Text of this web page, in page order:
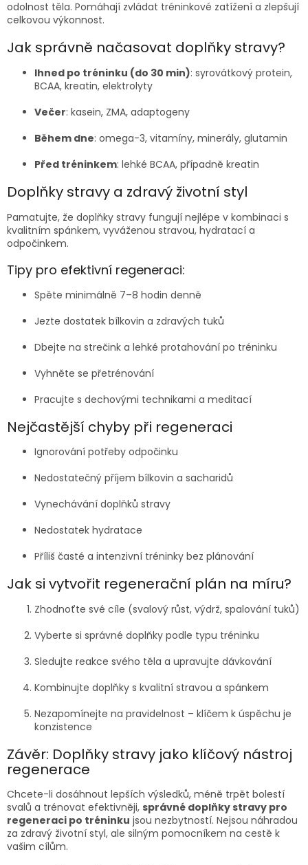
odolnost těla. Pomáhají zvládat tréninkové zatížení a zlepšují
celkovou výkonnost.
Jak správně načasovat doplňky stravy?
Ihned po tréninku (do 30 min): syrovátkový protein,
BCAA, kreatin, elektrolyty
Večer: kasein, ZMA, adaptogeny
Během dne: omega-3, vitamíny, minerály, glutamin
Před tréninkem: lehké BCAA, případně kreatin
Doplňky stravy a zdravý životní styl
Pamatujte, že doplňky stravy fungují nejlépe v kombinaci s
kvalitním spánkem, vyváženou stravou, hydratací a
odpočinkem.
Tipy pro efektivní regeneraci:
Spěte minimálně 7–8 hodin denně
Jezte dostatek bílkovin a zdravých tuků
Dbejte na strečink a lehké protahování po tréninku
Vyhněte se přetrénování
Pracujte s dechovými technikami a meditací
Nejčastější chyby při regeneraci
Ignorování potřeby odpočinku
Nedostatečný příjem bílkovin a sacharidů
Vynechávání doplňků stravy
Nedostatek hydratace
Příliš časté a intenzivní tréninky bez plánování
Jak si vytvořit regenerační plán na míru?
Zhodnoťte své cíle (svalový růst, výdrž, spalování tuků)
Vyberte si správné doplňky podle typu tréninku
Sledujte reakce svého těla a upravujte dávkování
Kombinujte doplňky s kvalitní stravou a spánkem
Nezapomínejte na pravidelnost – klíčem k úspěchu je
konzistence
Závěr: Doplňky stravy jako klíčový nástroj
regenerace
Chcete-li dosáhnout lepších výsledků, méně trpět bolestí
svalů a trénovat efektivněji, správné doplňky stravy pro
regeneraci po tréninku jsou nezbytností. Nejsou náhradou
za zdravý životní styl, ale silným pomocníkem na cestě k
vašim cílům.